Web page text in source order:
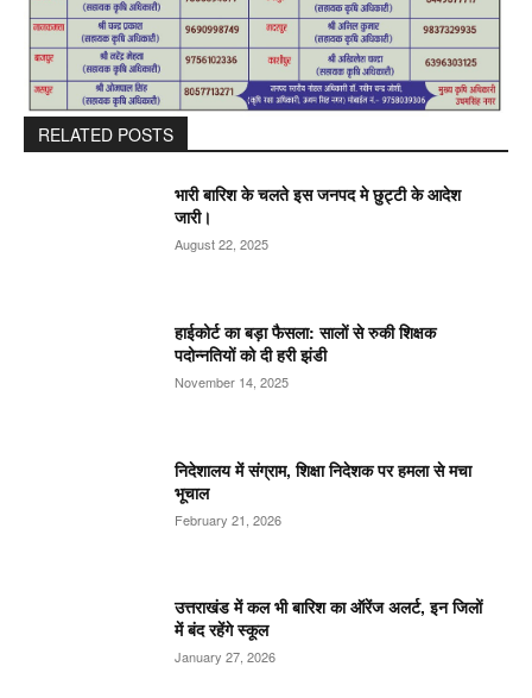
RELATED POSTS
भारी बारिश के चलते इस जनपद मे छुट्टी के आदेश
जारी।
August 22, 2025
हाईकोर्ट का बड़ा फैसला: सालों से रुकी शिक्षक
पदोन्नतियों को दी हरी झंडी
November 14, 2025
निदेशालय में संग्राम, शिक्षा निदेशक पर हमला से मचा
भूचाल
February 21, 2026
उत्तराखंड में कल भी बारिश का ऑरेंज अलर्ट, इन जिलों
में बंद रहेंगे स्कूल
January 27, 2026